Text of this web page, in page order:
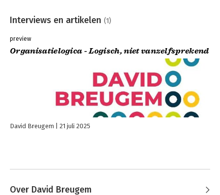
Interviews en artikelen (1)
preview
Organisatielogica - Logisch, niet vanzelfsprekend
David Breugem 21 juli 2025
Over David Breugem